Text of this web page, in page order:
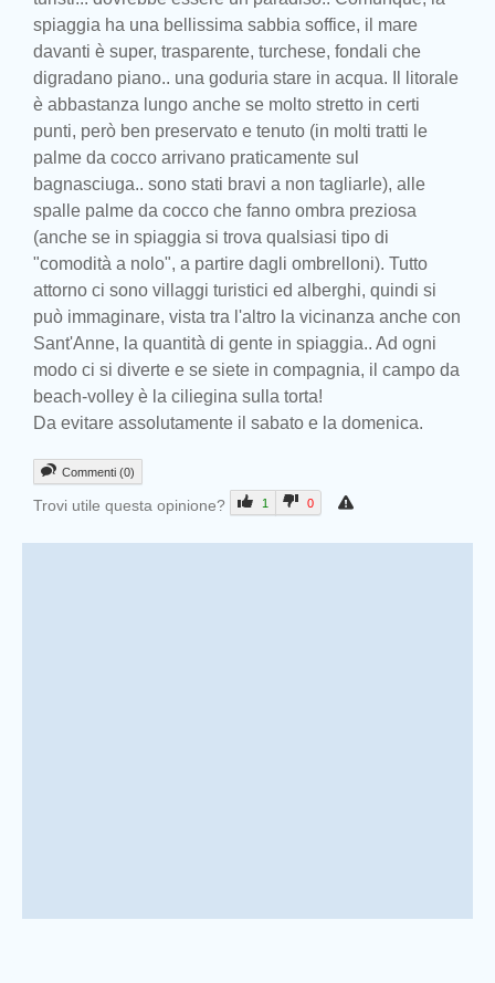
spiaggia ha una bellissima sabbia soffice, il mare
davanti è super, trasparente, turchese, fondali che
digradano piano.. una goduria stare in acqua. Il litorale
è abbastanza lungo anche se molto stretto in certi
punti, però ben preservato e tenuto (in molti tratti le
palme da cocco arrivano praticamente sul
bagnasciuga.. sono stati bravi a non tagliarle), alle
spalle palme da cocco che fanno ombra preziosa
(anche se in spiaggia si trova qualsiasi tipo di
"comodità a nolo", a partire dagli ombrelloni). Tutto
attorno ci sono villaggi turistici ed alberghi, quindi si
può immaginare, vista tra l'altro la vicinanza anche con
Sant'Anne, la quantità di gente in spiaggia.. Ad ogni
modo ci si diverte e se siete in compagnia, il campo da
beach-volley è la ciliegina sulla torta!
Da evitare assolutamente il sabato e la domenica.
Commenti (0)
Trovi utile questa opinione? 1 0